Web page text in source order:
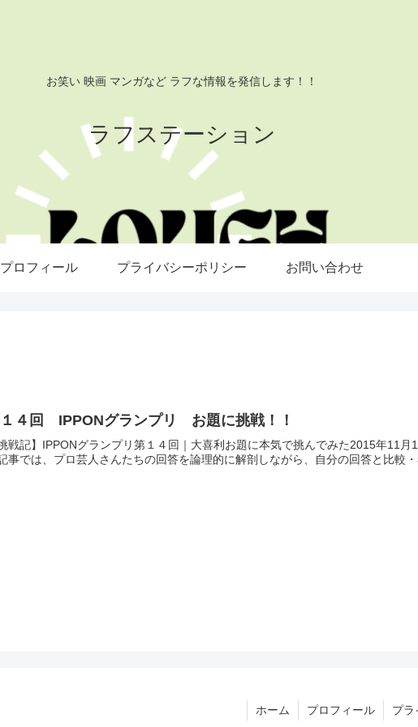
お笑い 映画 マンガなど ラフな情報を発信します！！
ラフステーション
プロフィール プライバシーポリシー お問い合わせ
４回 IPPONグランプリ お題に挑戦！！
戦記】IPPONグランプリ第１４回｜大喜利お題に本気で挑んでみた2015年11月
事では、プロ芸人さんたちの回答を論理的に解剖しながら、自分の回答と比較
ホーム プロフィール プラ